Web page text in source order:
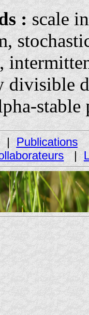
: scale
stable
| Publications
|